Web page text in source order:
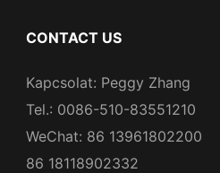
CONTACT US
Kapcsolat: Peggy Zhang
Tel.: 0086-510-83551210
WeChat: 86 13961802200
86 18118902332